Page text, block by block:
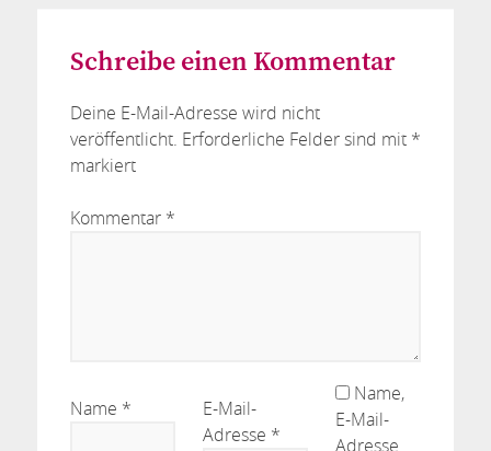
Schreibe einen Kommentar
Deine E-Mail-Adresse wird nicht
veröffentlicht. Erforderliche Felder sind mit *
markiert
Kommentar *
Name *
E-Mail-
Adresse *
Name,
E-Mail-
Adresse